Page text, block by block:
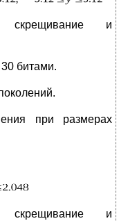
скрещивание и
битами.
при размерах
скрещивание и